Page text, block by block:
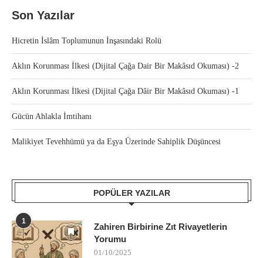
Son Yazılar
Hicretin İslâm Toplumunun İnşasındaki Rolü
Aklın Korunması İlkesi (Dijital Çağa Dair Bir Makâsıd Okuması) -2
Aklın Korunması İlkesi (Dijital Çağa Dâir Bir Makâsıd Okuması) -1
Gücün Ahlakla İmtihanı
Malikiyet Tevehhümü ya da Eşya Üzerinde Sahiplik Düşüncesi
POPÜLER YAZILAR
1
Zahiren Birbirine Zıt Rivayetlerin
Yorumu
01/10/2025